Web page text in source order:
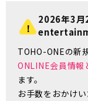
2026年3月
TOHO-ONEの新
ONLINE会員情報
ます。
お手数をおかけ